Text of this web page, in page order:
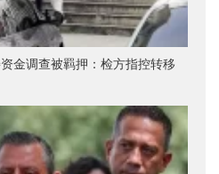
金调查被羁押：检方指控转移